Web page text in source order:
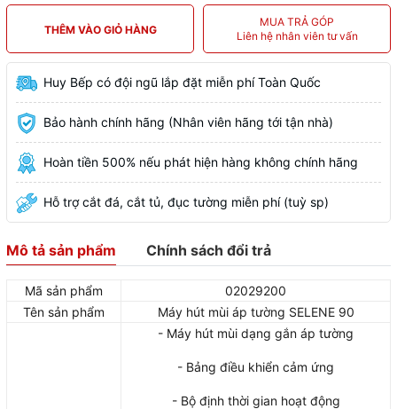
THÊM VÀO GIỎ HÀNG
MUA TRẢ GÓP
Liên hệ nhân viên tư vấn
Huy Bếp có đội ngũ lắp đặt miễn phí Toàn Quốc
Bảo hành chính hãng (Nhân viên hãng tới tận nhà)
Hoàn tiền 500% nếu phát hiện hàng không chính hãng
Hỗ trợ cắt đá, cắt tủ, đục tường miễn phí (tuỳ sp)
Mô tả sản phẩm Chính sách đổi trả
Mã sản phẩm
02029200
Tên sản phẩm
Máy hút mùi áp tường SELENE 90
- Máy hút mùi dạng gắn áp tường
- Bảng điều khiển cảm ứng
- Bộ định thời gian hoạt động